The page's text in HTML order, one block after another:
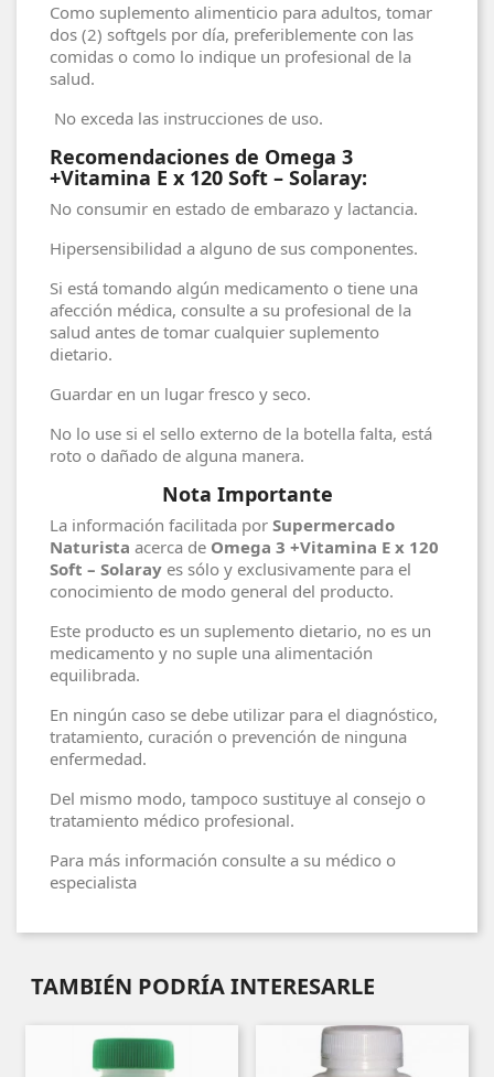
Como suplemento alimenticio para adultos, tomar
dos (2) softgels por día, preferiblemente con las
comidas o como lo indique un profesional de la
salud.
No exceda las instrucciones de uso.
Recomendaciones de Omega 3
+Vitamina E x 120 Soft – Solaray:
No consumir en estado de embarazo y lactancia.
Hipersensibilidad a alguno de sus componentes.
Si está tomando algún medicamento o tiene una
afección médica, consulte a su profesional de la
salud antes de tomar cualquier suplemento
dietario.
Guardar en un lugar fresco y seco.
No lo use si el sello externo de la botella falta, está
roto o dañado de alguna manera.
Nota Importante
La información facilitada por Supermercado
Naturista acerca de Omega 3 +Vitamina E x 120
Soft – Solaray es sólo y exclusivamente para el
conocimiento de modo general del producto.
Este producto es un suplemento dietario, no es un
medicamento y no suple una alimentación
equilibrada.
En ningún caso se debe utilizar para el diagnóstico,
tratamiento, curación o prevención de ninguna
enfermedad.
Del mismo modo, tampoco sustituye al consejo o
tratamiento médico profesional.
Para más información consulte a su médico o
especialista
TAMBIÉN PODRÍA INTERESARLE